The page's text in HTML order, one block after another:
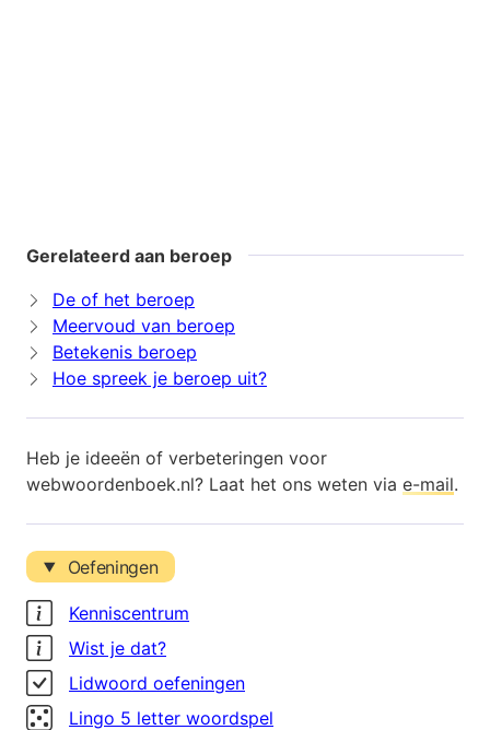
Gerelateerd aan beroep
De of het beroep
Meervoud van beroep
Betekenis beroep
Hoe spreek je beroep uit?
Heb je ideeën of verbeteringen voor
webwoordenboek.nl? Laat het ons weten via e-mail.
Oefeningen
Kenniscentrum
Wist je dat?
Lidwoord oefeningen
Lingo 5 letter woordspel